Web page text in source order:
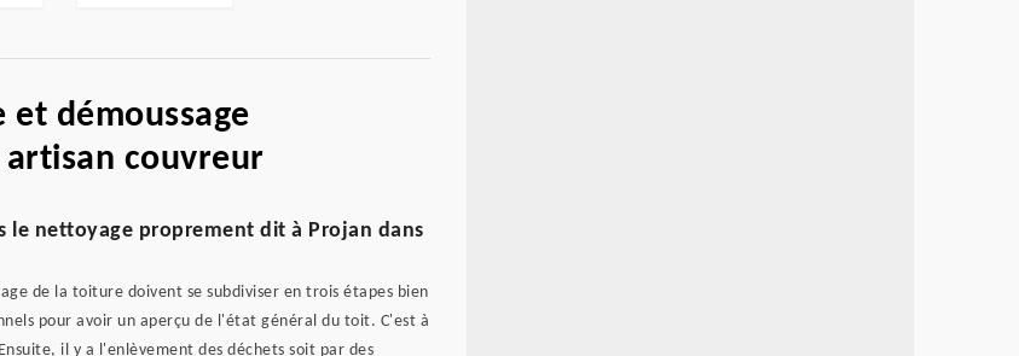
démoussage
couvreur
le nettoyage proprement dit à Projan dans
de la toiture doivent se subdiviser en trois étapes bien
pour avoir un aperçu de l'état général du toit. C'est à
il y a l'enlèvement des déchets soit par des